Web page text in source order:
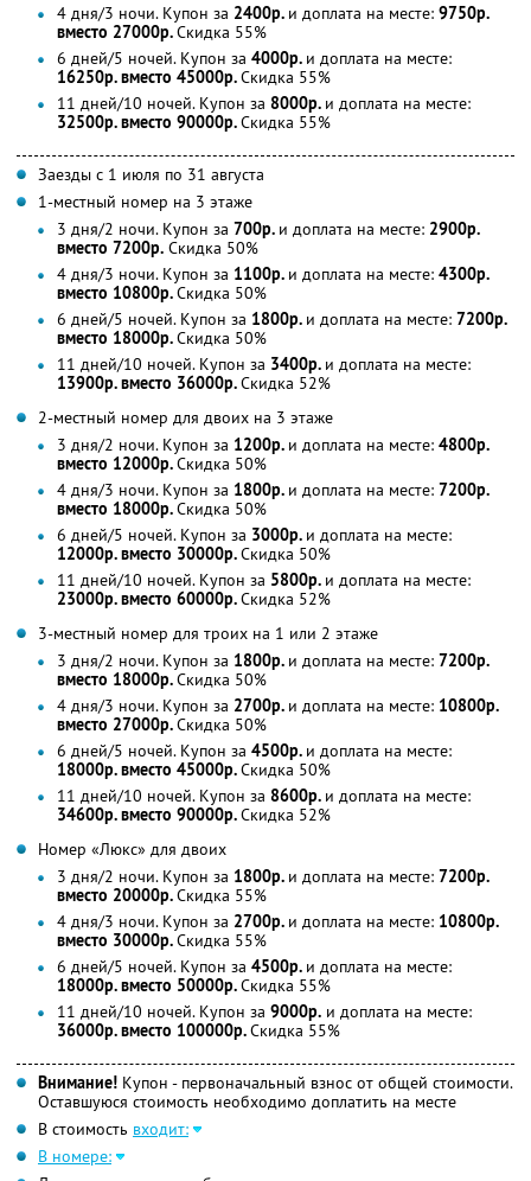
4 дня/3 ночи. Купон за 2400р. и доплата на месте: 9750р.
вместо 27000р.Скидка 55%
6 дней/5 ночей. Купон за 4000р. и доплата на месте:
16250р. вместо 45000р.Скидка 55%
11 дней/10 ночей. Купон за 8000р. и доплата на месте:
32500р. вместо 90000р.Скидка 55%
Заезды с 1 июля по 31 августа
1-местный номер на 3 этаже
3 дня/2 ночи. Купон за 700р. и доплата на месте: 2900р.
вместо 7200р. Скидка 50%
4 дня/3 ночи. Купон за 1100р. и доплата на месте: 4300р.
вместо 10800р.Скидка 50%
6 дней/5 ночей. Купон за 1800р. и доплата на месте: 7200р.
вместо 18000р.Скидка 50%
11 дней/10 ночей. Купон за 3400р. и доплата на месте:
13900р. вместо 36000р.Скидка 52%
2-местный номер для двоих на 3 этаже
3 дня/2 ночи. Купон за 1200р. и доплата на месте: 4800р.
вместо 12000р.Скидка 50%
4 дня/3 ночи. Купон за 1800р. и доплата на месте: 7200р.
вместо 18000р.Скидка 50%
6 дней/5 ночей. Купон за 3000р. и доплата на месте:
12000р. вместо 30000р.Скидка 50%
11 дней/10 ночей. Купон за 5800р. и доплата на месте:
23000р. вместо 60000р.Скидка 52%
3-местный номер для троих на 1 или 2 этаже
3 дня/2 ночи. Купон за 1800р. и доплата на месте: 7200р.
вместо 18000р.Скидка 50%
4 дня/3 ночи. Купон за 2700р. и доплата на месте: 10800р.
вместо 27000р.Скидка 50%
6 дней/5 ночей. Купон за 4500р. и доплата на месте:
18000р. вместо 45000р.Скидка 50%
11 дней/10 ночей. Купон за 8600р. и доплата на месте:
34600р. вместо 90000р.Скидка 52%
Номер «Люкс» для двоих
3 дня/2 ночи. Купон за 1800р. и доплата на месте: 7200р.
вместо 20000р.Скидка 55%
4 дня/3 ночи. Купон за 2700р. и доплата на месте: 10800р.
вместо 30000р.Скидка 55%
6 дней/5 ночей. Купон за 4500р. и доплата на месте:
18000р. вместо 50000р.Скидка 55%
11 дней/10 ночей. Купон за 9000р. и доплата на месте:
36000р. вместо 100000р.Скидка 55%
Внимание! Купон - первоначальный взнос от общей стоимости.
Оставшуюся стоимость необходимо доплатить на месте
В стоимость входит:
В номере: